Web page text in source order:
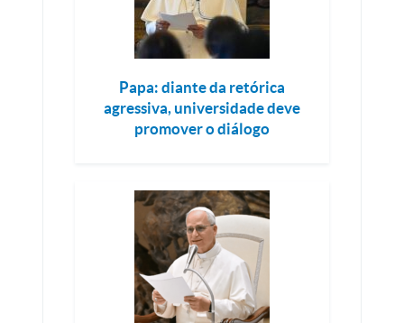
Papa: diante da retórica
agressiva, universidade deve
promover o diálogo